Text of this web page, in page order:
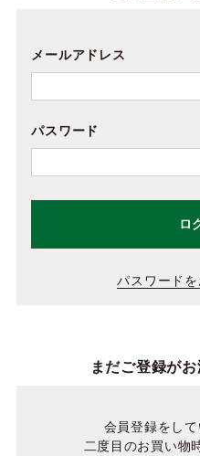
メールアドレス
パスワード
ロ
パスワード
まだご登録が
会員登録をして
二度目のお買い物